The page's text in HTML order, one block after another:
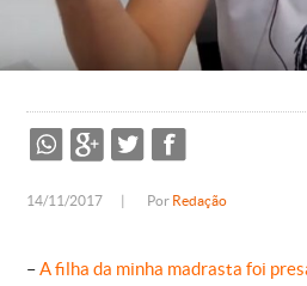
14/11/2017 Por Redação
–A filha da minha madrasta foi